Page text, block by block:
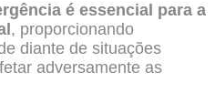
é essencial para a
, proporcionando
diante de situações
adversamente as